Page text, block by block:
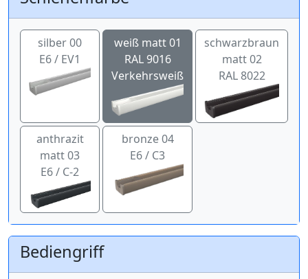
silber 00
E6 / EV1
weiß matt 01
RAL 9016
Verkehrsweiß
schwarzbraun
matt 02
RAL 8022
anthrazit
matt 03
E6 / C-2
bronze 04
E6 / C3
Bediengriff